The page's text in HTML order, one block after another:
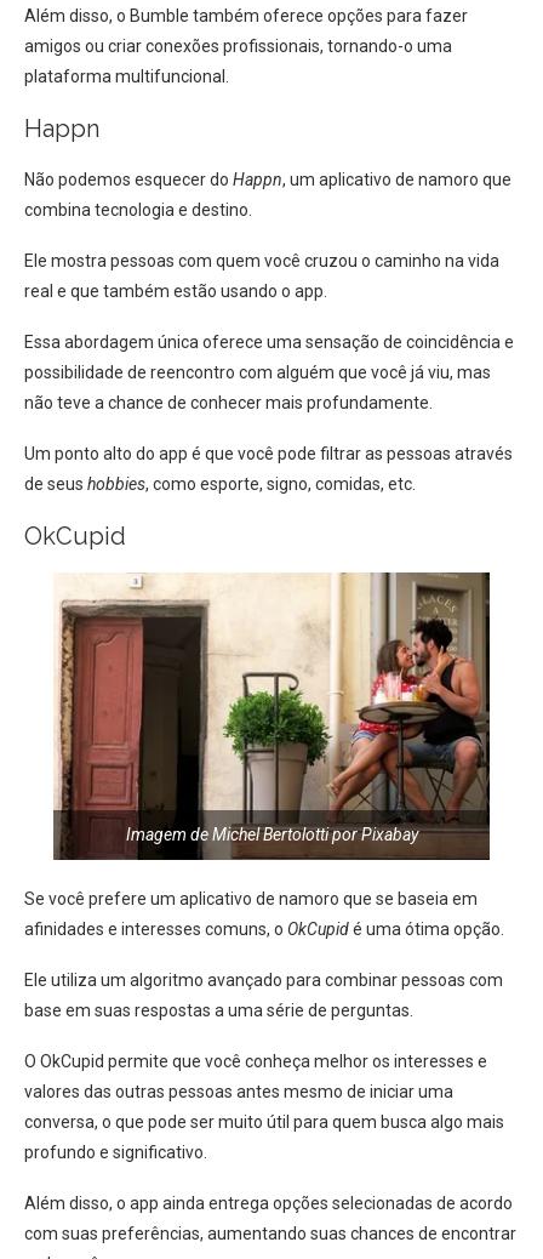
Além disso, o Bumble também oferece opções para fazer
amigos ou criar conexões profissionais, tornando-o uma
plataforma multifuncional.
Happn
Não podemos esquecer do Happn, um aplicativo de namoro que
combina tecnologia e destino.
Ele mostra pessoas com quem você cruzou o caminho na vida
real e que também estão usando o app.
Essa abordagem única oferece uma sensação de coincidência e
possibilidade de reencontro com alguém que você já viu, mas
não teve a chance de conhecer mais profundamente.
Um ponto alto do app é que você pode filtrar as pessoas através
de seus hobbies, como esporte, signo, comidas, etc.
OkCupid
Imagem de Michel Bertolotti por Pixabay
Se você prefere um aplicativo de namoro que se baseia em
afinidades e interesses comuns, o OkCupidé uma ótima opção.
Ele utiliza um algoritmo avançado para combinar pessoas com
base em suas respostas a uma série de perguntas.
O OkCupid permite que você conheça melhor os interesses e
valores das outras pessoas antes mesmo de iniciar uma
conversa, o que pode ser muito útil para quem busca algo mais
profundo e significativo.
Além disso, o app ainda entrega opções selecionadas de acordo
com suas preferências, aumentando suas chances de encontrar